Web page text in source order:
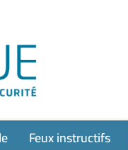
Feux instructifs